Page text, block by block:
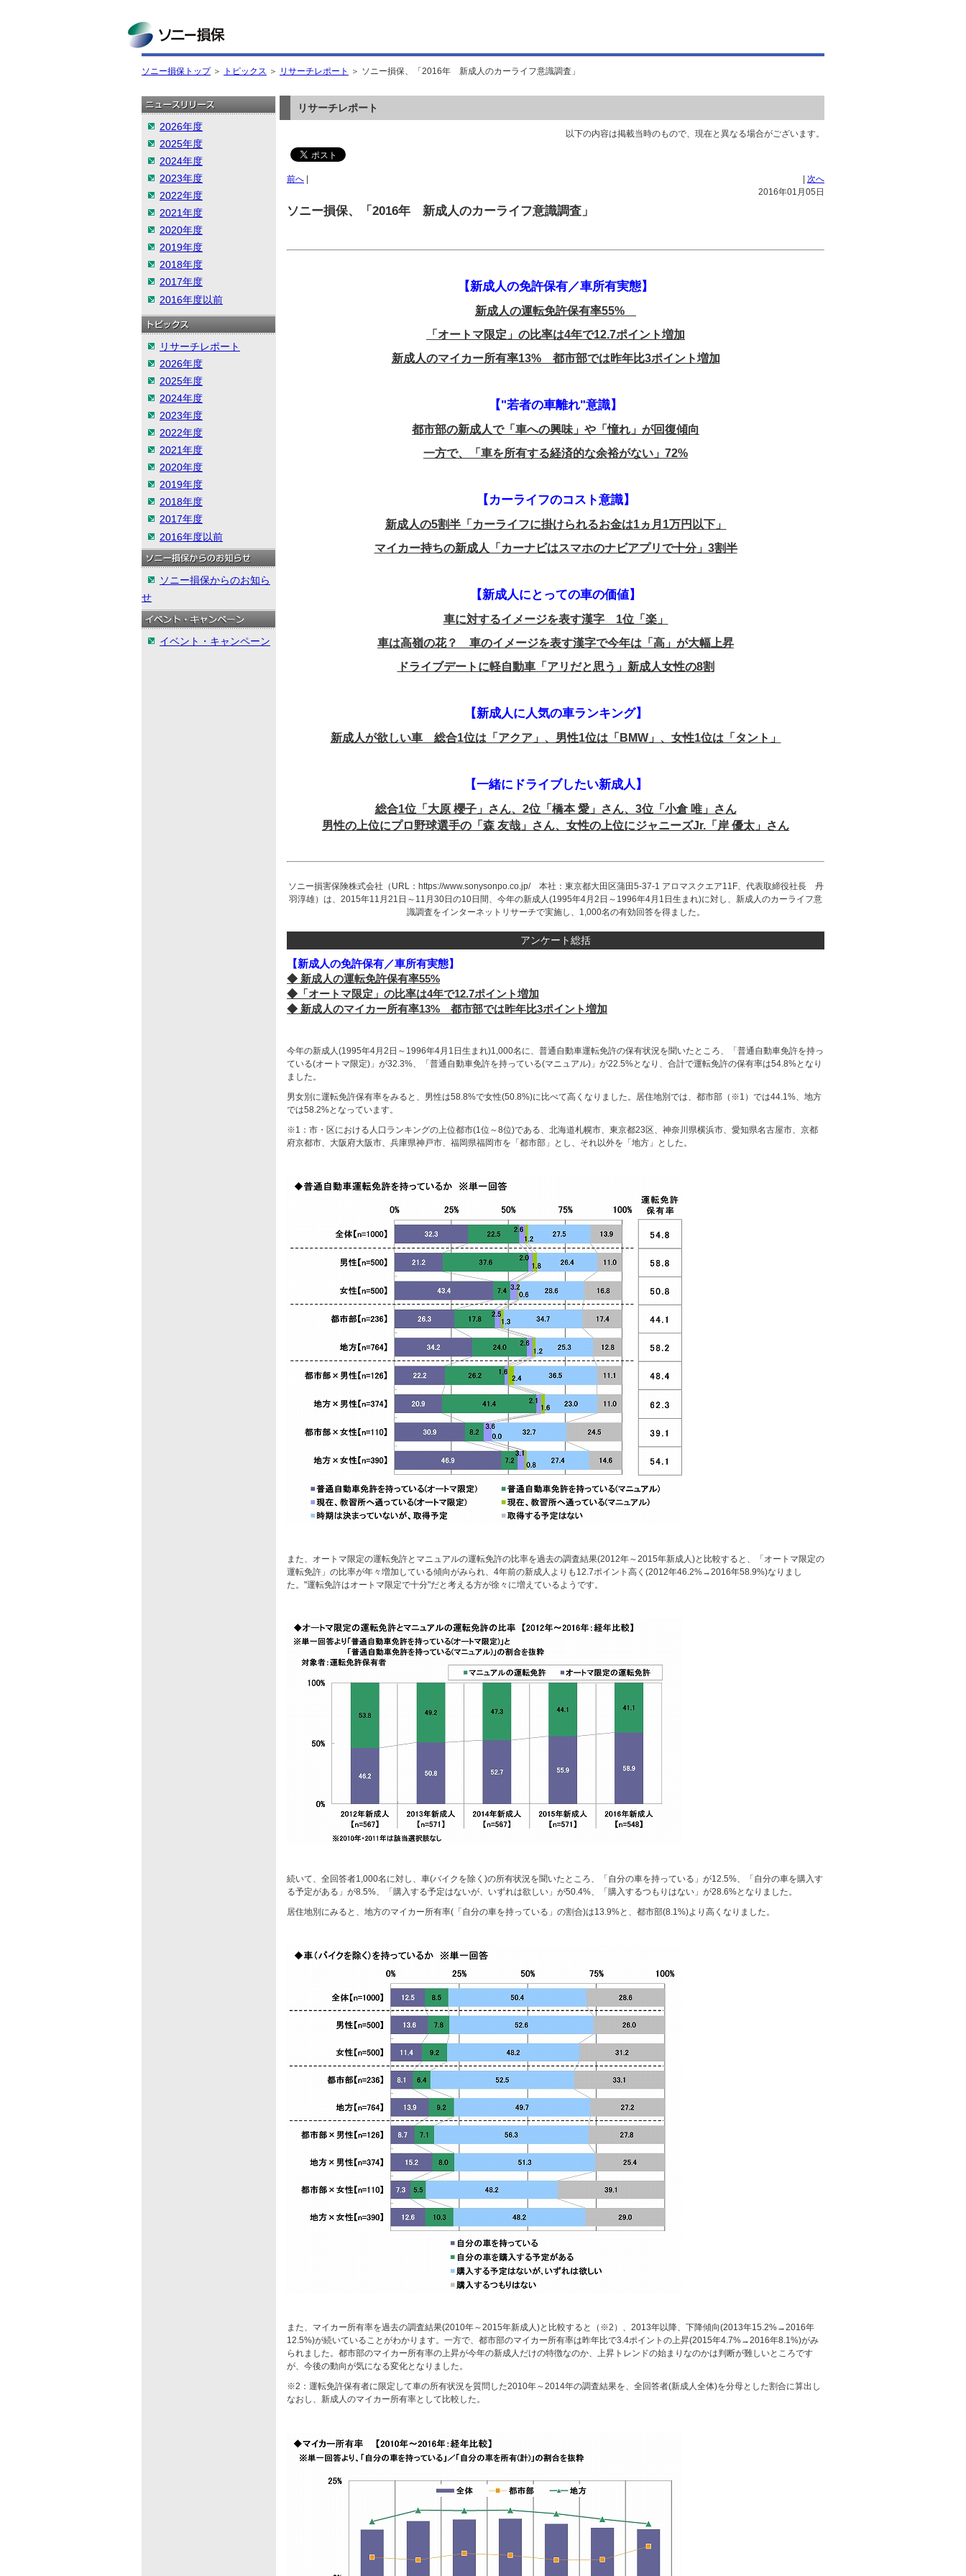
ソニー損保トップ＞ トピックス ＞ リサーチレポート ＞ ソニー損保、「2016年 新成人のカーライフ意識調査」
2026年度
2025年度
2024年度
2023年度
2022年度
2021年度
2020年度
2019年度
2018年度
2017年度
2016年度以前
リサーチレポート
2026年度
2025年度
2024年度
2023年度
2022年度
2021年度
2020年度
2019年度
2018年度
2017年度
2016年度以前
ソニー損保からのお知ら
せ
イベント・キャンペーン
リサーチレポート
以下の内容は掲載当時のもので、現在と異なる場合がございます。
前へ
次へ
2016年01月05日
ソニー損保、「2016年 新成人のカーライフ意識調査」
【新成人の免許保有／車所有実態】
新成人の運転免許保有率55%
「オートマ限定」の比率は4年で12.7ポイント増加
新成人のマイカー所有率13% 都市部では昨年比3ポイント増加
【"若者の車離れ"意識】
都市部の新成人で「車への興味」や「憧れ」が回復傾向
一方で、「車を所有する経済的な余裕がない」72%
【カーライフのコスト意識】
新成人の5割半「カーライフに掛けられるお金は1ヵ月1万円以下」
マイカー持ちの新成人「カーナビはスマホのナビアプリで十分」3割半
【新成人にとっての車の価値】
車に対するイメージを表す漢字 1位「楽」
車は高嶺の花？ 車のイメージを表す漢字で今年は「高」が大幅上昇
ドライブデートに軽自動車「アリだと思う」新成人女性の8割
【新成人に人気の車ランキング】
新成人が欲しい車 総合1位は「アクア」、男性1位は「BMW」、女性1位は「タント」
【一緒にドライブしたい新成人】
総合1位「大原 櫻子」さん、2位「橋本 愛」さん、3位「小倉 唯」さん
男性の上位にプロ野球選手の「森 友哉」さん、女性の上位にジャニーズJr.「岸 優太」さん
ソニー損害保険株式会社（URL：https://www.sonysonpo.co.jp/ 本社：東京都大田区蒲田5-37-1 アロマスクエア11F、代表取締役社長 丹
羽淳雄）は、2015年11月21日～11月30日の10日間、今年の新成人(1995年4月2日～1996年4月1日生まれ)に対し、新成人のカーライフ意
識調査をインターネットリサーチで実施し、1,000名の有効回答を得ました。
アンケート総括
【新成人の免許保有／車所有実態】
◆ 新成人の運転免許保有率55%
◆「オートマ限定」の比率は4年で12.7ポイント増加
◆ 新成人のマイカー所有率13% 都市部では昨年比3ポイント増加
今年の新成人(1995年4月2日～1996年4月1日生まれ)1,000名に、普通自動車運転免許の保有状況を聞いたところ、「普通自動車免許を持っ
ている(オートマ限定)」が32.3%、「普通自動車免許を持っている(マニュアル)」が22.5%となり、合計で運転免許の保有率は54.8%となり
ました。
男女別に運転免許保有率をみると、男性は58.8%で女性(50.8%)に比べて高くなりました。居住地別では、都市部（※1）では44.1%、地方
では58.2%となっています。
※1：市・区における人口ランキングの上位都市(1位～8位)である、北海道札幌市、東京都23区、神奈川県横浜市、 愛知県名古屋市、京都
府京都市、大阪府大阪市、兵庫県神戸市、福岡県福岡市を「都市部」とし、それ以外を 「地方」とした。
また、オートマ限定の運転免許とマニュアルの運転免許の比率を過去の調査結果(2012年～2015年新成人)と比較すると、「オートマ限定の
運転免許」の比率が年々増加している傾向がみられ、4年前の新成人よりも12.7ポイント高く(2012年46.2%→2016年58.9%)なりまし
た。"運転免許はオートマ限定で十分"だと考える方が徐々に増えているようです。
続いて、全回答者1,000名に対し、車(バイクを除く)の所有状況を聞いたところ、「自分の車を持っている」が12.5%、「自分の車を購入す
る予定がある」が8.5%、「購入する予定はないが、いずれは欲しい」が50.4%、「購入するつもりはない」が28.6%となりました。
居住地別にみると、地方のマイカー所有率(「自分の車を持っている」の割合)は13.9%と、都市部(8.1%)より高くなりました。
また、マイカー所有率を過去の調査結果(2010年～2015年新成人)と比較すると（※2）、2013年以降、下降傾向(2013年15.2%→2016年
12.5%)が続いていることがわかります。一方で、都市部のマイカー所有率は昨年比で3.4ポイントの上昇(2015年4.7%→2016年8.1%)がみ
られました。都市部のマイカー所有率の上昇が今年の新成人だけの特徴なのか、上昇トレンドの始まりなのかは判断が難しいところです
が、今後の動向が気になる変化となりました。
※2：運転免許保有者に限定して車の所有状況を質問した2010年～2014年の調査結果を、全回答者(新成人全体)を分母とした割合に算出し
なおし、新成人のマイカー所有率として比較した。